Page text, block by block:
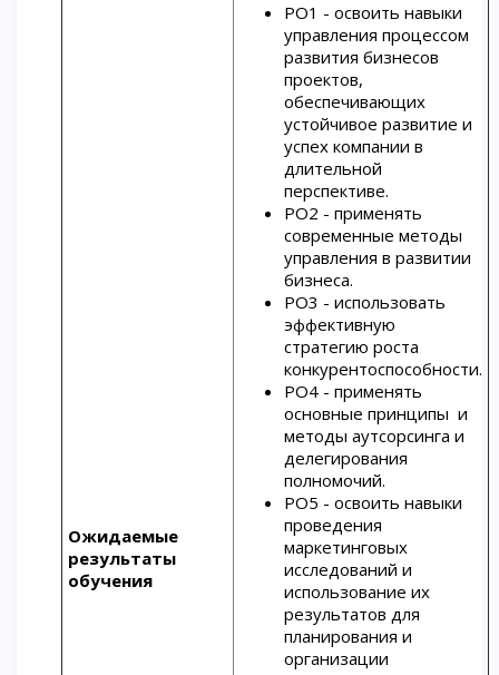
Ожидаемые
результаты
обучения
РО1 - освоить навыки
управления процессом
развития бизнесов
проектов,
обеспечивающих
устойчивое развитие и
успех компании в
длительной
перспективе.
РО2 - применять
современные методы
управления в развитии
бизнеса.
РО3 - использовать
эффективную
стратегию роста
конкурентоспособности.
РО4 - применять
основные принципы и
методы аутсорсинга и
делегирования
полномочий.
РО5 - освоить навыки
проведения
маркетинговых
исследований и
использование их
результатов для
планирования и
организации